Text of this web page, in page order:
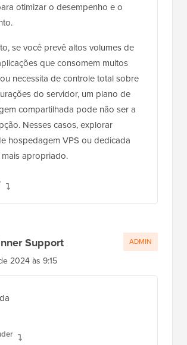
otimizar o desempenho e o
se você prevê altos volumes de
que consomem muitos
necessita de controle total sobre
do servidor, um plano de
compartilhada pode não ser a
Nesses casos, explorar
hospedagem VPS ou dedicada
apropriado.
Support
2024 às 9:15
ADMIN